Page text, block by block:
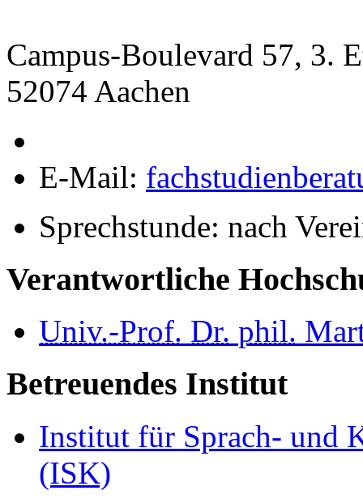
Campus-Boulevard 57, 3.
52074 Aachen
E-Mail:
Sprechstunde: nach
Verantwortliche
Univ.-Prof. Dr. phil.
Betreuendes Institut
Institut für Sprach- und
(ISK)